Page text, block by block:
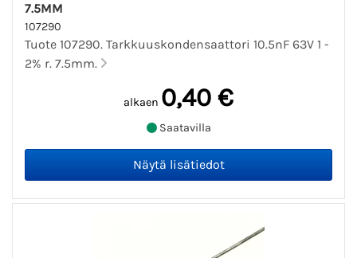
7.5MM
107290
Tuote 107290. Tarkkuuskondensaattori 10.5nF 63V 1 -
2% r. 7.5mm.
alkaen 0,40 €
Saatavilla